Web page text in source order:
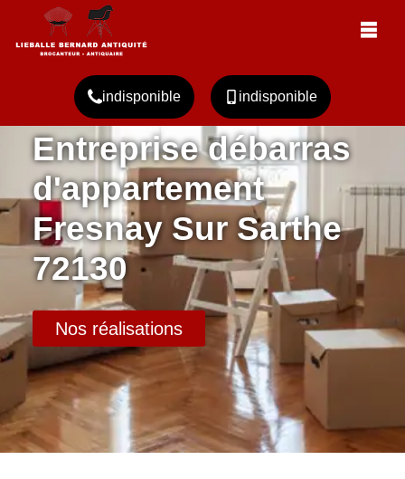
indisponible indisponible
Entreprise débarras
d'appartement
Fresnay Sur Sarthe
72130
Nos réalisations